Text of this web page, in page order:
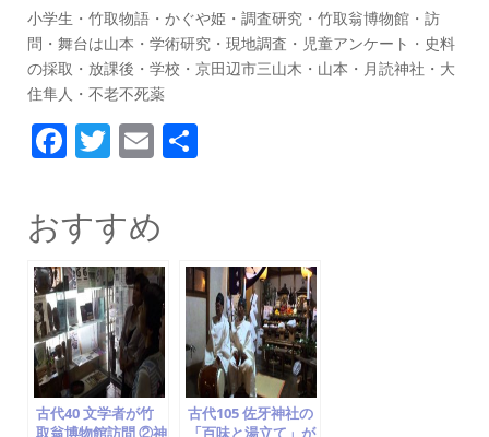
小学生・竹取物語・かぐや姫・調査研究・竹取翁博物館・訪
問・舞台は山本・学術研究・現地調査・児童アンケート・史料
の採取・放課後・学校・京田辺市三山木・山本・月読神社・大
住隼人・不老不死薬
F
c
e
b
o
o
k
T
itt
er
E
ai
l
おすすめ
古代40 文学者が竹
取翁博物館訪問 ②神
古代105 佐牙神社の
「百味と湯立て」が